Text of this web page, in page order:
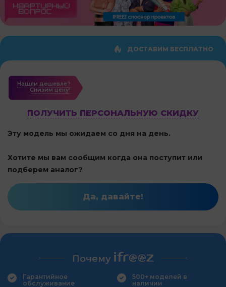
ДОСТАВИМ БЕСПЛАТНО
Нашли дешевле?
Cнизим цену!
ПОЛУЧИТЬ ПЕРСОНАЛЬНУЮ СКИДКУ
Эту модель мы ожидаем со дня на день.
Хотите мы вам сообщим когда она поступит или
подберем аналог?
Да, давайте!
Почему
Гарантийное
обслуживание
500+ моделей в
наличии